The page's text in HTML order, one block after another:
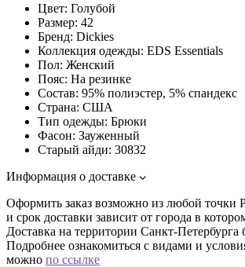
Цвет: Голубой
Размер: 42
Бренд: Dickies
Коллекция одежды: EDS Essentials
Пол: Женский
Пояс: На резинке
Состав: 95% полиэстер, 5% спандекс
Страна: США
Тип одежды: Брюки
Фасон: Зауженный
Старый айди: 30832
Информация о доставке
Оформить заказ возможно из любой точки
и срок доставки зависит от города в
Доставка на территории Санкт-Петербурга
Подробнее ознакомиться с видами и
можно по ссылке